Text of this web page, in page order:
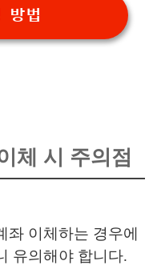
방법
체 시 주의점
좌 이체하는 경우에
유의해야 합니다.